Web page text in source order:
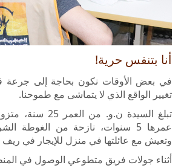
أنا بتنفس حرية!
في بعض الأوقات نكون بحاجة إلى جرعة
تغيير الواقع الذي لا يتماشى مع طموحنا.
تبلغ السيدة ن.و. من
عمرها 5 سنوات، نازحة من الغوطة
وتعيش مع عائلتها في منزل للإيجار في
أثناء جولات فريق متطوعي الوصول في